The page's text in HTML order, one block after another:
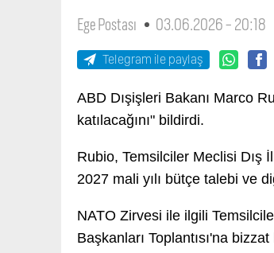
Ege Postası 03.06.2026 - 20:18
Telegram ile paylaş
ABD Dışişleri Bakanı Marco
katılacağını" bildirdi.
Rubio, Temsilciler Meclisi Dış
2027 mali yılı bütçe talebi ve
NATO Zirvesi ile ilgili
Başkanları Toplantısı'na